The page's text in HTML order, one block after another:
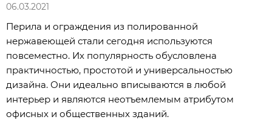
06.03.2021
Перила и ограждения из полированной
нержавеющей стали сегодня используются
повсеместно. Их популярность обусловлена
практичностью, простотой и универсальностью
дизайна. Они идеально вписываются в любой
интерьер и являются неотъемлемым атрибутом
офисных и общественных зданий.